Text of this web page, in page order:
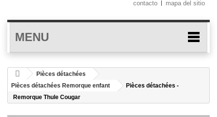
contacto mapa del sitio
MENU
Pièces détachées
Pièces détachées Remorque enfant
Pièces détachées -
Remorque Thule Cougar